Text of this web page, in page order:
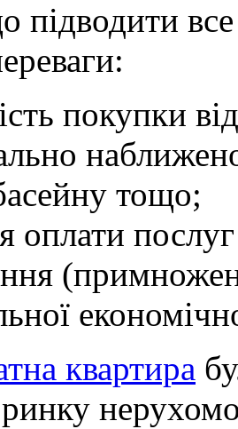
підводити
покупки
тощо;
оплати
квартира